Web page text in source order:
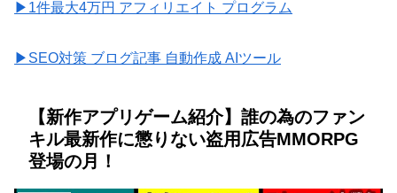
▶1件最大4万円 アフィリエイト プログラム
▶SEO対策 ブログ記事 自動作成 AIツール
【新作アプリゲーム紹介】誰の為のファン
キル最新作に懲りない盗用広告MMORPG
登場の月！